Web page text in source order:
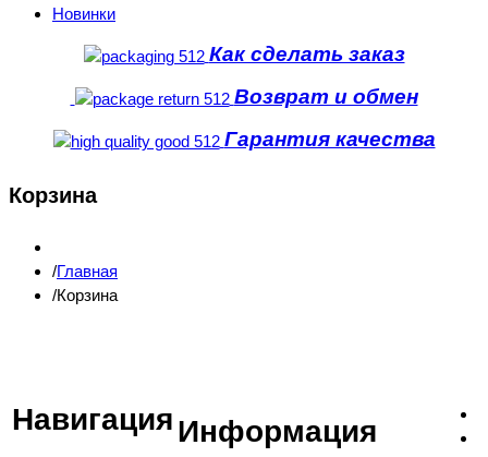
Новинки
Как сделать заказ
Возврат и обмен
Гарантия качества
Корзина
Главная
Корзина
НавигацияИнформация